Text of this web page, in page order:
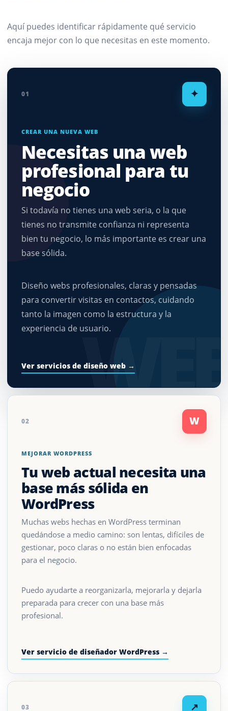
Aquí puedes identificar rápidamente qué servicio
encaja mejor con lo que necesitas en este momento.
01 ✦
CREAR UNA NUEVA WEB
Necesitas una web
profesional para tu
negocio
Si todavía no tienes una web seria, o la que
tienes no transmite confianza ni representa
bien tu negocio, lo más importante es crear una
base sólida.
Diseño webs profesionales, claras y pensadas
para convertir visitas en contactos, cuidando
tanto la imagen como la estructura y la
experiencia de usuario.
Ver servicios de diseño web →
02 W
MEJORAR WORDPRESS
Tu web actual necesita una
base más sólida en
WordPress
Muchas webs hechas en WordPress terminan
quedándose a medio camino: son lentas, difíciles de
gestionar, poco claras o no están bien enfocadas
para el negocio.
Puedo ayudarte a reorganizarla, mejorarla y dejarla
preparada para crecer con una base más
profesional.
Ver servicio de diseñador WordPress →
03 ↗